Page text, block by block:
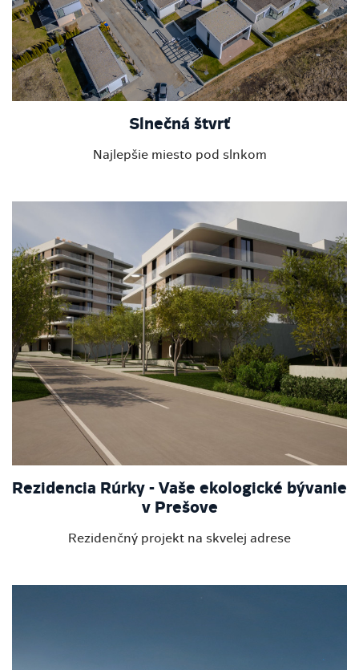
Slnečná štvrť
Najlepšie miesto pod slnkom
Rezidencia Rúrky - Vaše ekologické bývanie
v Prešove
Rezidenčný projekt na skvelej adrese